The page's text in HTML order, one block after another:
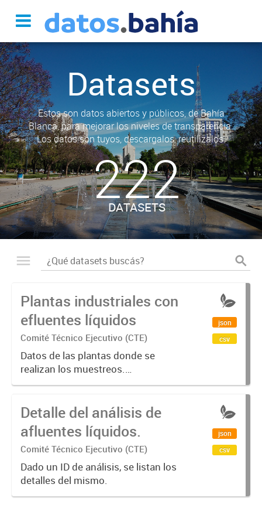
Datasets
Estos son datos abiertos y públicos, de Bahía
Blanca, para mejorar los niveles de transparencia.
Los datos son tuyos, descargalos, reutilizalos.
222
DATASETS
Plantas industriales con
efluentes líquidos
Comité Técnico Ejecutivo (CTE)
Datos de las plantas donde se
realizan los muestreos.
Identificación (planta_id),
domicilio (dirección),
geolocalización (latitud, longitud).
json
csv
Detalle del análisis de
afluentes líquidos.
Comité Técnico Ejecutivo (CTE)
Dado un ID de análisis, se listan los
detalles del mismo.
json
csv